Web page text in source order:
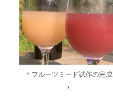
＊フルーツミード試作の完成
＊